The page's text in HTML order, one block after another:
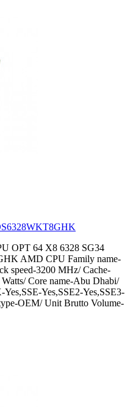
OPT 64 X8 6328 SG34
AMD CPU Family name-
speed-3200 MHz/ Cache-
Core name-Abu Dhabi/
Yes,SSE2-Yes,SSE3-
OEM/ Unit Brutto Volume-